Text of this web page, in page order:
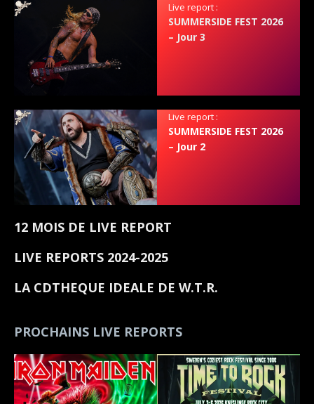
Live report :
SUMMERSIDE FEST 2026
– Jour 3
Live report :
SUMMERSIDE FEST 2026
– Jour 2
12 MOIS DE LIVE REPORT
LIVE REPORTS 2024-2025
LA CDTHEQUE IDEALE DE W.T.R.
PROCHAINS LIVE REPORTS